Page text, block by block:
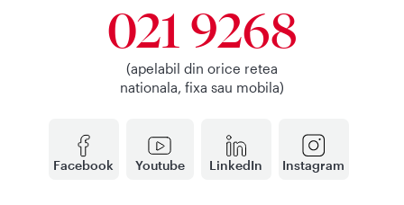
Facebook Youtube LinkedIn Instagram
021 9268
(apelabil din orice retea
nationala, fixa sau mobila)